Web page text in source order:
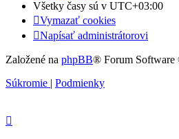
Všetky časy sú v UTC+03:00
Vymazať cookies
Napísať administrátorovi
Založené na phpBB® Forum
Súkromie
Podmienky